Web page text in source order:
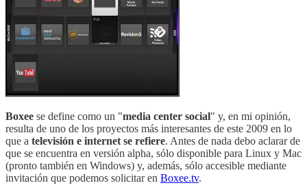
Boxee se define como un "media center social" y, en mi opinión,
resulta de uno de los proyectos más interesantes de este 2009 en lo
que a televisión e internet se refiere. Antes de nada debo aclarar de
que se encuentra en versión alpha, sólo disponible para Linux y Mac
(pronto también en Windows) y, además, sólo accesible mediante
invitación que podemos solicitar en Boxee.tv.